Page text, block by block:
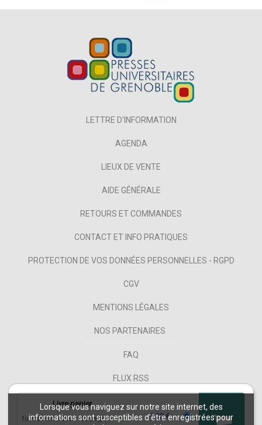
Lorsque vous naviguez sur notre site internet, des
informations sont susceptibles d'être enregistrées pour
Livre papier
format 150 x 210 152 pages En 19,30 €
LETTRE D'INFORMATION
AGENDA
LIEUX DE VENTE
AIDE GÉNÉRALE
RETOURS ET COMMANDES
CONTACT ET INFO PRATIQUES
PROTECTION DE VOS DONNÉES PERSONNELLES - RGPD
CGV
MENTIONS LÉGALES
NOS PARTENAIRES
FAQ
FLUX RSS